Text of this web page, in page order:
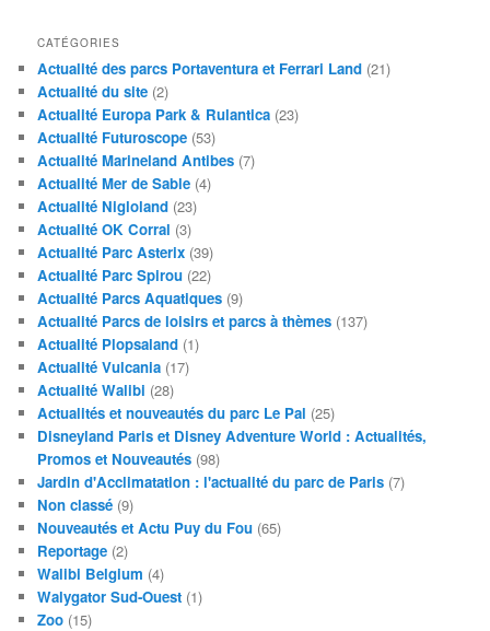
CATÉGORIES
Actualité des parcs Portaventura et Ferrari Land (21)
Actualité du site (2)
Actualité Europa Park & Rulantica (23)
Actualité Futuroscope (53)
Actualité Marineland Antibes (7)
Actualité Mer de Sable (4)
Actualité Nigloland (23)
Actualité OK Corral (3)
Actualité Parc Asterix (39)
Actualité Parc Spirou (22)
Actualité Parcs Aquatiques (9)
Actualité Parcs de loisirs et parcs à thèmes (137)
Actualité Plopsaland (1)
Actualité Vulcania (17)
Actualité Walibi (28)
Actualités et nouveautés du parc Le Pal (25)
Disneyland Paris et Disney Adventure World : Actualités,
Promos et Nouveautés (98)
Jardin d'Acclimatation : l'actualité du parc de Paris (7)
Non classé (9)
Nouveautés et Actu Puy du Fou (65)
Reportage (2)
Walibi Belgium (4)
Walygator Sud-Ouest (1)
Zoo (15)